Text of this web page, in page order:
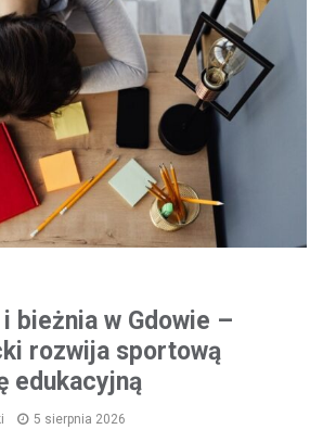
bieżnia w Gdowie –
rozwija sportową
edukacyjną
5 sierpnia 2026